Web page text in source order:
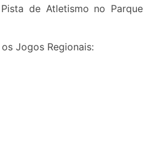
de Atletismo no Parque
Jogos Regionais: